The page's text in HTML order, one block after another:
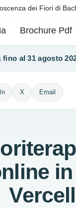
dei Fiori di
Brochure Pdf
fino al 31 agosto
X Email